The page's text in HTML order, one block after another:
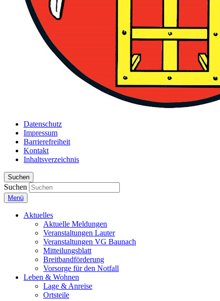
Datenschutz
Impressum
Barrierefreiheit
Kontakt
Inhaltsverzeichnis
Suchen
Suchen
Menü
Aktuelles
Aktuelle Meldungen
Veranstaltungen Lauter
Veranstaltungen VG Baunach
Mitteilungsblatt
Breitbandförderung
Vorsorge für den Notfall
Leben & Wohnen
Lage & Anreise
Ortsteile